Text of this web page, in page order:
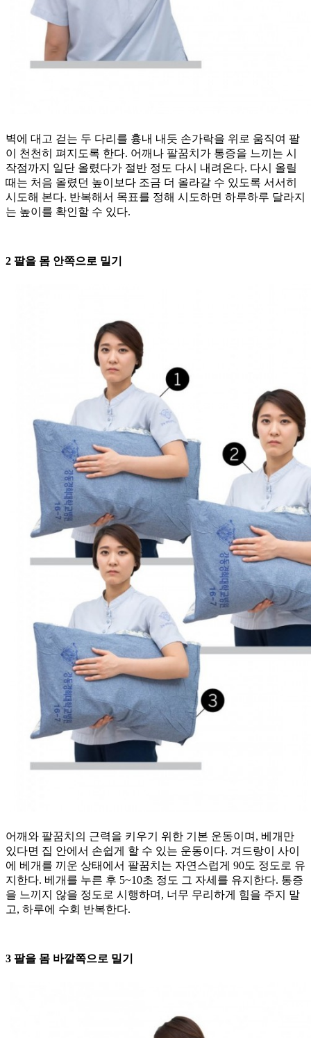
벽에 대고 걷는 두 다리를 흉내 내듯 손가락을 위로 움직여 팔
이 천천히 펴지도록 한다. 어깨나 팔꿈치가 통증을 느끼는 시
작점까지 일단 올렸다가 절반 정도 다시 내려온다. 다시 올릴
때는 처음 올렸던 높이보다 조금 더 올라갈 수 있도록 서서히
시도해 본다. 반복해서 목표를 정해 시도하면 하루하루 달라지
는 높이를 확인할 수 있다.
2 팔을 몸 안쪽으로 밀기
어깨와 팔꿈치의 근력을 키우기 위한 기본 운동이며, 베개만
있다면 집 안에서 손쉽게 할 수 있는 운동이다. 겨드랑이 사이
에 베개를 끼운 상태에서 팔꿈치는 자연스럽게 90도 정도로 유
지한다. 베개를 누른 후 5~10초 정도 그 자세를 유지한다. 통증
을 느끼지 않을 정도로 시행하며, 너무 무리하게 힘을 주지 말
고, 하루에 수회 반복한다.
3 팔을 몸 바깥쪽으로 밀기